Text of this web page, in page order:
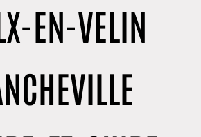
EN-VELIN